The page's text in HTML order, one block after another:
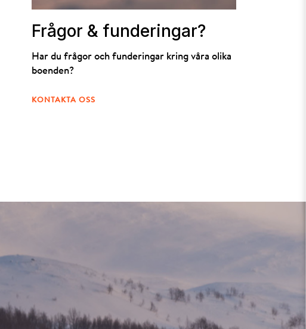
Frågor & funderingar?
Har du frågor och funderingar kring våra olika
boenden?
KONTAKTA OSS